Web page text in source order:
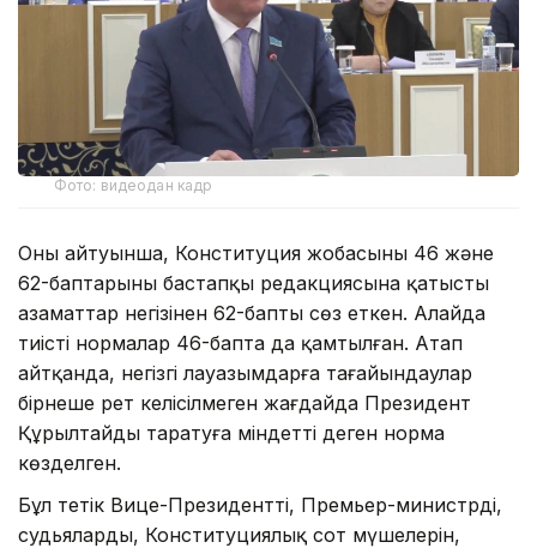
Фото: видеодан кадр
Оның айтуынша, Конституция жобасының 46 және
62-баптарының бастапқы редакциясына қатысты
азаматтар негізінен 62-бапты сөз еткен. Алайда
тиісті нормалар 46-бапта да қамтылған. Атап
айтқанда, негізгі лауазымдарға тағайындаулар
бірнеше рет келісілмеген жағдайда Президент
Құрылтайды таратуға міндетті деген норма
көзделген.
Бұл тетік Вице-Президентті, Премьер-министрді,
судьяларды, Конституциялық сот мүшелерін,